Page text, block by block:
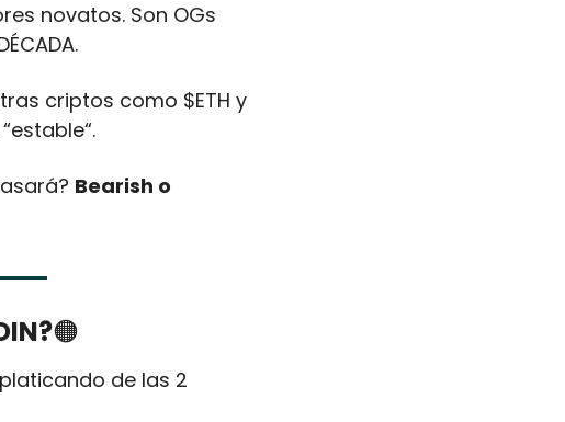
novatos. Son OGs
criptos como $ETH y
Bearish o
🟠
de las 2